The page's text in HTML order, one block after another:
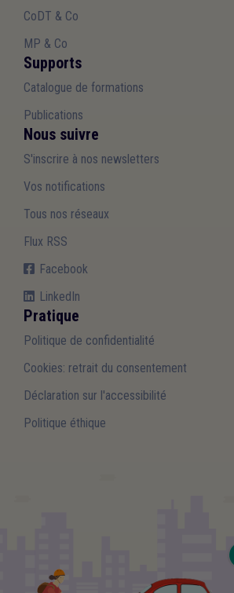
CoDT & Co
MP & Co
Supports
Catalogue de formations
Publications
Nous suivre
S'inscrire à nos newsletters
Vos notifications
Tous nos réseaux
Flux RSS
Facebook
LinkedIn
Pratique
Politique de confidentialité
Cookies: retrait du consentement
Déclaration sur l'accessibilité
Politique éthique